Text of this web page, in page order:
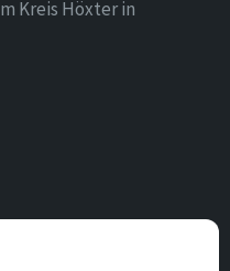
Kreis Höxter in